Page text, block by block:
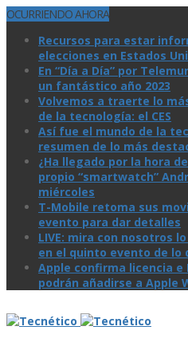
OCURRIENDO AHORA
Recursos para estar
elecciones en Estados
En “Día a Día” por
un fantástico año 2023
Volvemos a traerte lo
de la tecnologí­a: el CES
Así­ fue el mundo de la
resumen de lo más
¿Ha llegado por la hora
propio “smartwatch”
miércoles
T-Mobile retoma sus
evento para dar detalles
LIVE: mira con nosotros
en el quinto evento de lo
Apple confirma licencia e
podrán añadirse a Apple